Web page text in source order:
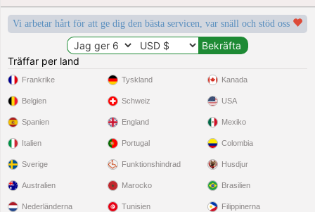
Vi arbetar hårt för att ge dig den bästa servicen, var snäll och stöd oss
Träffar per land
Frankrike
Belgien
Spanien
Italien
Sverige
Tyskland
Schweiz
England
Portugal
Funktionshindrad
Kanada
USA
Mexiko
Colombia
Husdjur
Australien
Nederländerna
Marocko
Tunisien
Brasilien
Filippinerna